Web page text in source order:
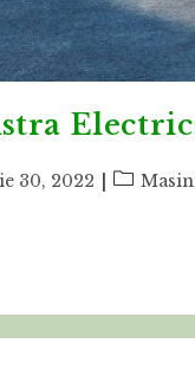
30, 2022
Post